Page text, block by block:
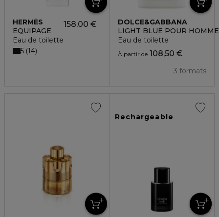
HERMÈS
EQUIPAGE
Eau de toilette
158,00 €
5 14
DOLCE&GABBANA
LIGHT BLUE POUR HOMME
Eau de toilette
À partir de108,50 €
3 formats
Rechargeable